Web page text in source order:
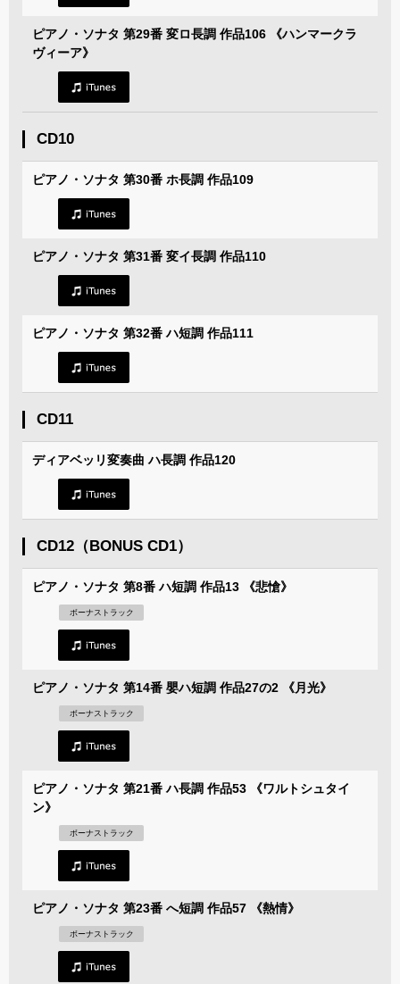
ピアノ・ソナタ 第29番 変ロ長調 作品106 《ハンマークラ
ヴィーア》
CD10
ピアノ・ソナタ 第30番 ホ長調 作品109
ピアノ・ソナタ 第31番 変イ長調 作品110
ピアノ・ソナタ 第32番 ハ短調 作品111
CD11
ディアベッリ変奏曲 ハ長調 作品120
CD12（BONUS CD1）
ピアノ・ソナタ 第8番 ハ短調 作品13 《悲愴》
ボーナストラック
ピアノ・ソナタ 第14番 嬰ハ短調 作品27の2 《月光》
ボーナストラック
ピアノ・ソナタ 第21番 ハ長調 作品53 《ワルトシュタイ
ン》
ボーナストラック
ピアノ・ソナタ 第23番 へ短調 作品57 《熱情》
ボーナストラック